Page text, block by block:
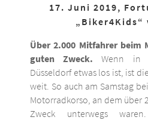
17. Juni 2019,
Über 2.000 Mitfahrer beim
guten Zweck. Wenn in
Düsseldorf etwas los ist, ist
weit. So auch am Samstag
Motorradkorso, an dem über
Zweck unterwegs